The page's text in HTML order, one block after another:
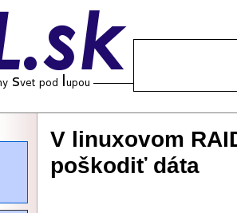
V linuxovom
poškodiť dáta